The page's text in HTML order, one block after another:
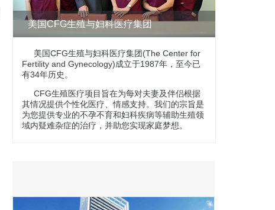
美国CFG生殖与妇科医疗集团
美国CFG生殖与妇科医疗集团(The Center for
Fertility and Gynecology)成立于1987年，至今已
有34年历史。
CFG生殖医疗项目旨在为每对夫妻及伴侣根据
其情况提供个性化医疗、情感支持。我们的宗旨是
为您提供专业的不孕不育和妇科疾病等辅助生殖领
域内疑难杂症的治疗，并助您实现家庭梦想。